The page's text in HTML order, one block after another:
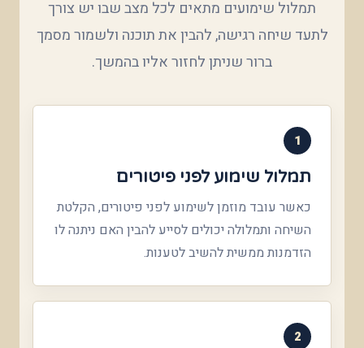
תמלול שימועים מתאים לכל מצב שבו יש צורך
לתעד שיחה רגישה, להבין את תוכנה ולשמור מסמך
ברור שניתן לחזור אליו בהמשך.
1
תמלול שימוע לפני פיטורים
כאשר עובד מוזמן לשימוע לפני פיטורים, הקלטת
השיחה ותמלולה יכולים לסייע להבין האם ניתנה לו
הזדמנות ממשית להשיב לטענות.
2